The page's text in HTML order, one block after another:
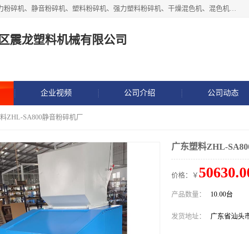
汕头经济特区震龙塑料机械有限公司专注于制造强力粉碎机、静音粉碎机、塑料粉碎机、强力塑料粉碎机、干燥混色机、混色机、冷水机、上料机等塑料辅助机械。
震龙塑料机械有限公司
企业视频 公司介绍 公司动态
ZHL-SA800静音粉碎机厂
广东塑料ZHL-
价格：￥
产品数量： 10.00台
发货地址： 广东省汕头